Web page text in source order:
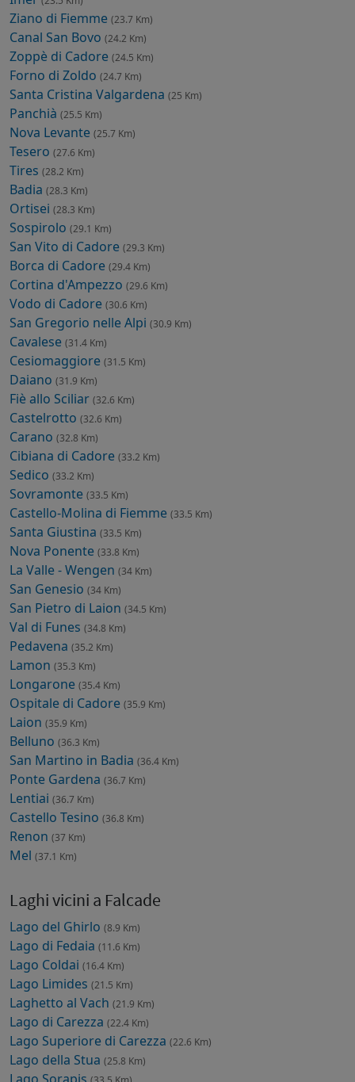
Ziano di Fiemme (23.7 Km)
Canal San Bovo (24.2 Km)
Zoppè di Cadore (24.5 Km)
Forno di Zoldo (24.7 Km)
Santa Cristina Valgardena (25 Km)
Panchià (25.5 Km)
Nova Levante (25.7 Km)
Tesero (27.6 Km)
Tires (28.2 Km)
Badia (28.3 Km)
Ortisei (28.3 Km)
Sospirolo (29.1 Km)
San Vito di Cadore (29.3 Km)
Borca di Cadore (29.4 Km)
Cortina d'Ampezzo (29.6 Km)
Vodo di Cadore (30.6 Km)
San Gregorio nelle Alpi (30.9 Km)
Cavalese (31.4 Km)
Cesiomaggiore (31.5 Km)
Daiano (31.9 Km)
Fiè allo Sciliar (32.6 Km)
Castelrotto (32.6 Km)
Carano (32.8 Km)
Cibiana di Cadore (33.2 Km)
Sedico (33.2 Km)
Sovramonte (33.5 Km)
Castello-Molina di Fiemme (33.5 Km)
Santa Giustina (33.5 Km)
Nova Ponente (33.8 Km)
La Valle - Wengen (34 Km)
San Genesio (34 Km)
San Pietro di Laion (34.5 Km)
Val di Funes (34.8 Km)
Pedavena (35.2 Km)
Lamon (35.3 Km)
Longarone (35.4 Km)
Ospitale di Cadore (35.9 Km)
Laion (35.9 Km)
Belluno (36.3 Km)
San Martino in Badia (36.4 Km)
Ponte Gardena (36.7 Km)
Lentiai (36.7 Km)
Castello Tesino (36.8 Km)
Renon (37 Km)
Mel (37.1 Km)
Laghi vicini a Falcade
Lago del Ghirlo (8.9 Km)
Lago di Fedaia (11.6 Km)
Lago Coldai (16.4 Km)
Lago Limides (21.5 Km)
Laghetto al Vach (21.9 Km)
Lago di Carezza (22.4 Km)
Lago Superiore di Carezza (22.6 Km)
Lago della Stua (25.8 Km)
Lago Sorapis